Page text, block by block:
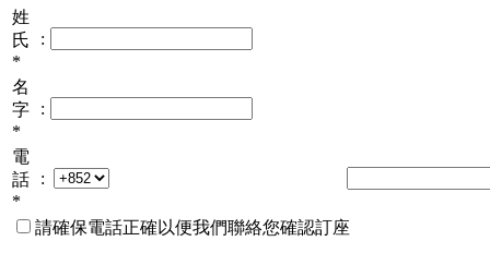
姓
氏
*
:
名
字
*
:
電
話
*
:
請確保電話正確以便我們聯絡您確認訂座